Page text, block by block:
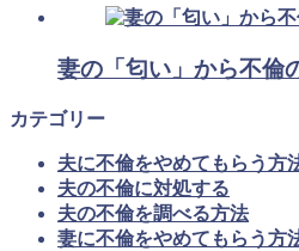
妻の「匂い」から不倫
カテゴリー
夫に不倫をやめてもらう方
夫の不倫に対処する
夫の不倫を調べる方法
妻に不倫をやめてもらう方